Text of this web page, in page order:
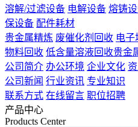
溶解/过滤设备 电解设备 熔铸
保设备 配件耗材
贵金属精炼 废催化剂回收 电子
物料回收 低含量溶液回收贵金
公司简介 办公环境 企业文化
公司新闻 行业资讯 专业知识
联系方式 在线留言 职位招聘
产品中心
Products Center